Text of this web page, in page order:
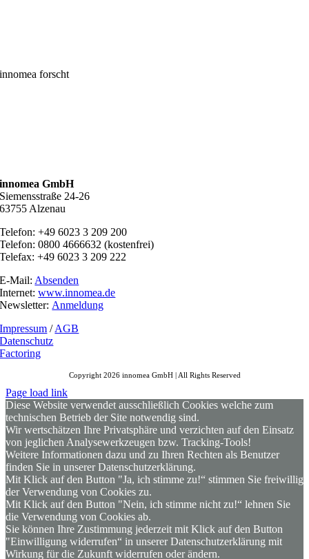
innomea forscht
innomea GmbH
Siemensstraße 24-26
63755 Alzenau
Telefon: +49 6023 3 209 200
Telefon: 0800 4666632 (kostenfrei)
Telefax: +49 6023 3 209 222
E-Mail: Absenden
Internet:www.innomea.de
Newsletter: Anmeldung
Impressum /AGB
Datenschutz
Factoring
Copyright 2026 innomea GmbH | All Rights Reserved
Page load link
Diese Website verwendet ausschließlich Cookies welche zum
technischen Betrieb der Site notwendig sind.
Wir wertschätzen Ihre Privatsphäre und verzichten auf den Einsatz
von jeglichen Analysewerkzeugen bzw. Tracking-Tools!
Weitere Informationen dazu und zu Ihren Rechten als Benutzer
finden Sie in unserer Datenschutzerklärung.
Mit Klick auf den Button "Ja, ich stimme zu!“ stimmen Sie freiwillig
der Verwendung von Cookies zu.
Mit Klick auf den Button "Nein, ich stimme nicht zu!“ lehnen Sie
die Verwendung von Cookies ab.
Sie können Ihre Zustimmung jederzeit mit Klick auf den Button
"Einwilligung widerrufen“ in unserer Datenschutzerklärung mit
Wirkung für die Zukunft widerrufen oder ändern.